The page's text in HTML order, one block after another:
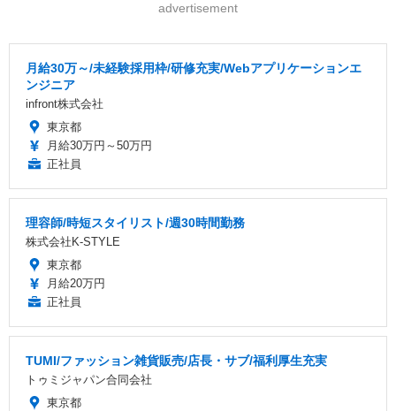
advertisement
月給30万～/未経験採用枠/研修充実/Webアプリケーションエ
ンジニア
infront株式会社
東京都
月給30万円～50万円
正社員
理容師/時短スタイリスト/週30時間勤務
株式会社K-STYLE
東京都
月給20万円
正社員
TUMI/ファッション雑貨販売/店長・サブ/福利厚生充実
トゥミジャパン合同会社
東京都